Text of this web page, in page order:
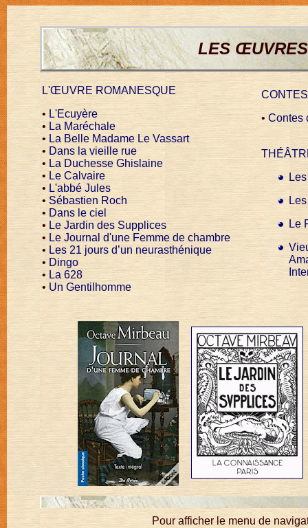
LES
L'ŒUVRE ROMANESQUE
• L'Ecuyère
• La Maréchale
• La Belle Madame Le Vassart
• Dans la vieille rue
• La Duchesse Ghislaine
• Le Calvaire
• L'abbé Jules
• Sébastien Roch
• Dans le ciel
• Le Jardin des Supplices
• Le Journal d'une Femme de chambre
• Les 21 jours d’un neurasthénique
• Dingo
• La 628
• Un Gentilhomme
CONTES
• Contes
Le
Pour afficher le menu de